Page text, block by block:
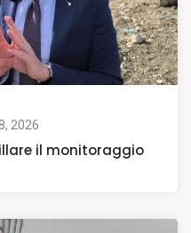
2026
il monitoraggio